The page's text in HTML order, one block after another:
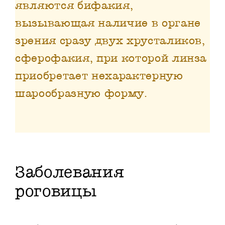
являются бифакия,
вызывающая наличие в органе
зрения сразу двух хрусталиков,
сферофакия, при которой линза
приобретает нехарактерную
шарообразную форму.
Заболевания
роговицы